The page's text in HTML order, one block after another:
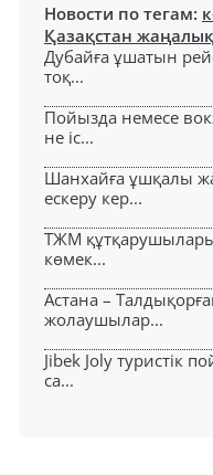
Новости по тегам:
Қазақстан
Дубайға ұшатын
тоқ...
Пойызда немесе
не іс...
Шанхайға ұшқалы
ескеру кер...
ТЖМ құтқарушылары
көмек...
Астана –
жолаушылар...
Jibek Joly туристік
са...